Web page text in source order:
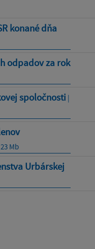
konané dňa
odpadov za rok
spoločnosti |
Mb
Urbárskej